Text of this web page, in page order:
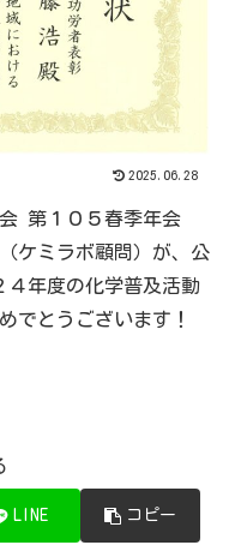
2025.06.28
第１０５春季年会
ケミラボ顧問）が、公
年度の化学普及活動
でとうございます！
LINE コピー